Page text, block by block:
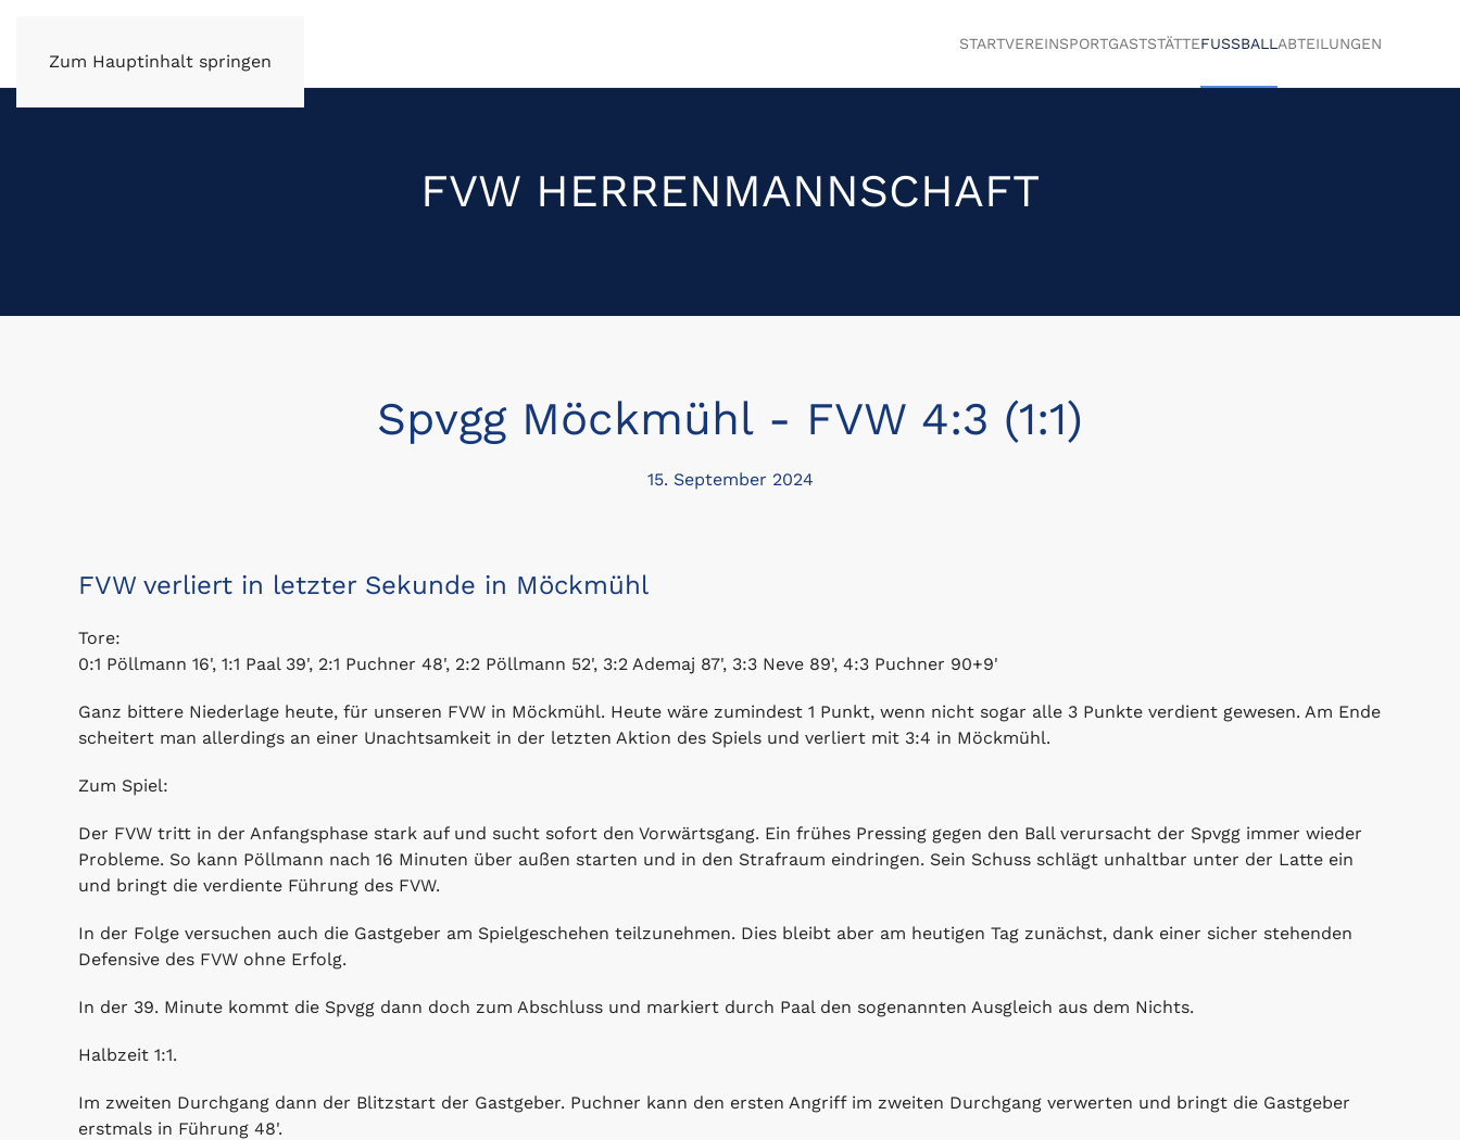
Zum Hauptinhalt springen
STARTVEREINSPORTGASTSTÄTTEFUSSBALL ABTEILUNGEN
FVW HERRENMANNSCHAFT
Spvgg Möckmühl - FVW 4:3 (1:1)
15. September 2024
FVW verliert in letzter Sekunde in Möckmühl
Tore:
0:1 Pöllmann 16', 1:1 Paal 39', 2:1 Puchner 48', 2:2 Pöllmann 52', 3:2 Ademaj 87', 3:3 Neve 89', 4:3 Puchner 90+9'
Ganz bittere Niederlage heute, für unseren FVW in Möckmühl. Heute wäre zumindest 1 Punkt, wenn nicht sogar alle 3 Punkte verdient gewesen. Am Ende
scheitert man allerdings an einer Unachtsamkeit in der letzten Aktion des Spiels und verliert mit 3:4 in Möckmühl.
Zum Spiel:
Der FVW tritt in der Anfangsphase stark auf und sucht sofort den Vorwärtsgang. Ein frühes Pressing gegen den Ball verursacht der Spvgg immer wieder
Probleme. So kann Pöllmann nach 16 Minuten über außen starten und in den Strafraum eindringen. Sein Schuss schlägt unhaltbar unter der Latte ein
und bringt die verdiente Führung des FVW.
In der Folge versuchen auch die Gastgeber am Spielgeschehen teilzunehmen. Dies bleibt aber am heutigen Tag zunächst, dank einer sicher stehenden
Defensive des FVW ohne Erfolg.
In der 39. Minute kommt die Spvgg dann doch zum Abschluss und markiert durch Paal den sogenannten Ausgleich aus dem Nichts.
Halbzeit 1:1.
Im zweiten Durchgang dann der Blitzstart der Gastgeber. Puchner kann den ersten Angriff im zweiten Durchgang verwerten und bringt die Gastgeber
erstmals in Führung 48'.